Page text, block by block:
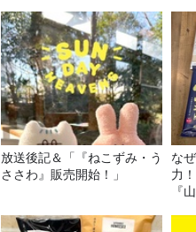
放送後記＆「『ねこずみ・う
ささわ』販売開始！」
な
力
『